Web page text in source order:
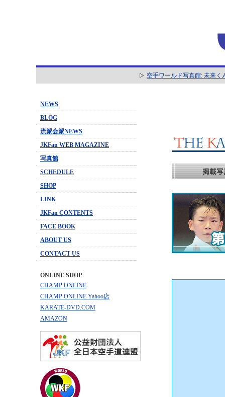
空手ワールド写真館: 未来く
NEWS
BLOG
流派会派NEWS
JKFan WEB MAGAZINE
写真館
SCHEDULE
SHOP
LINK
JKFan CONTENTS
FACE BOOK
ABOUT US
CONTACT US
ONLINE SHOP
CHAMP ONLINE
CHAMP ONLINE Yahoo店
KARATE-DVD.COM
AMAZON